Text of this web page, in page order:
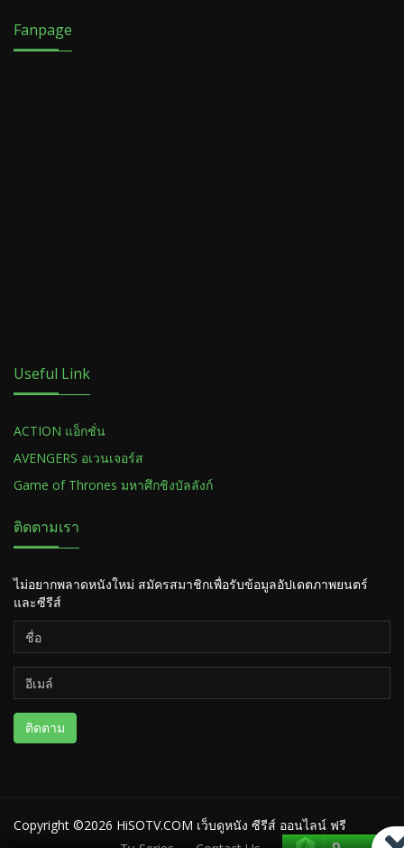
Fanpage
Useful Link
ACTION แอ็กชั่น
AVENGERS อเวนเจอร์ส
Game of Thrones มหาศึกชิงบัลลังก์
ติดตามเรา
ไม่อยากพลาดหนังใหม่ สมัครสมาชิกเพื่อรับข้อมูลอัปเดตภาพยนตร์
และซีรีส์
ติดตาม
Copyright ©2026 HiSOTV.COM เว็บดูหนัง ซีรีส์ ออนไลน์ ฟรี